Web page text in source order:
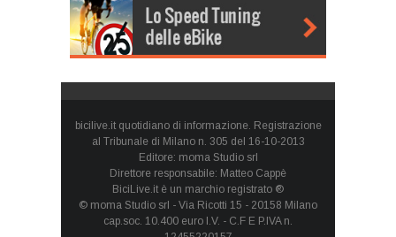
bicilive.it quotidiano di informazione. Registrazione
al Tribunale di Milano n. 305 del 16-10-2013
Editore: moma Studio srl
Direttore responsabile: Matteo Cappè
BiciLive.it è un marchio registrato ®
© moma Studio srl - Via Ricotti 15 - 20158 Milano
cap.soc. 10.400 euro I.V. - C.F E P.IVA n.